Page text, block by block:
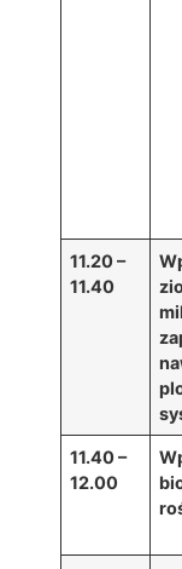
11.20 –
11.40
11.40 –
12.00